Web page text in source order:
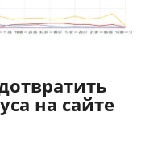
на сайте